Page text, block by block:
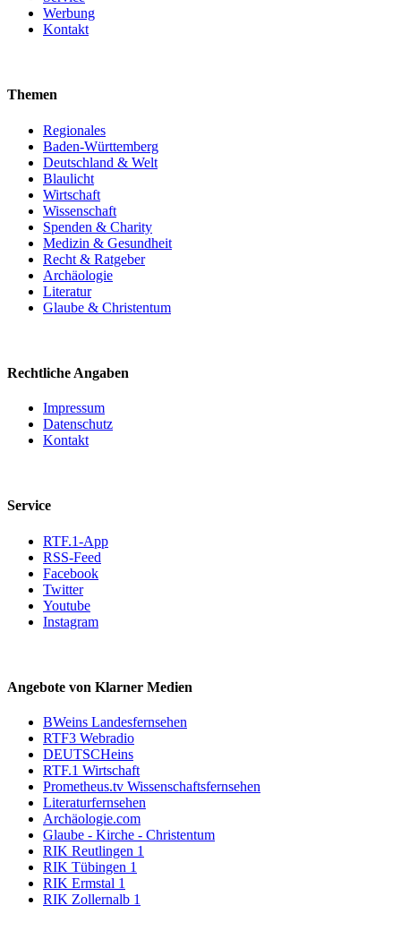
Werbung
Kontakt
Themen
Regionales
Baden-Württemberg
Deutschland & Welt
Blaulicht
Wirtschaft
Wissenschaft
Spenden & Charity
Medizin & Gesundheit
Recht & Ratgeber
Archäologie
Literatur
Glaube & Christentum
Rechtliche Angaben
Impressum
Datenschutz
Kontakt
Service
RTF.1-App
RSS-Feed
Facebook
Twitter
Youtube
Instagram
Angebote von Klarner Medien
BWeins Landesfernsehen
RTF3 Webradio
DEUTSCHeins
RTF.1 Wirtschaft
Prometheus.tv Wissenschaftsfernsehen
Literaturfernsehen
Archäologie.com
Glaube - Kirche - Christentum
RIK Reutlingen 1
RIK Tübingen 1
RIK Ermstal 1
RIK Zollernalb 1